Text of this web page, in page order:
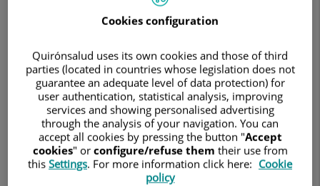
Simulación
Avanzada
Barcelona
Cookies configuration
Quirónsalud uses its own cookies and those of third
parties (located in countries whose legislation does not
guarantee an adequate level of data protection) for
user authentication, statistical analysis, improving
services and showing personalised advertising
through the analysis of your navigation. You can
accept all cookies by pressing the button "Accept
cookies" or configure/refuse them their use from
this Settings. For more information click here: Cookie
policy